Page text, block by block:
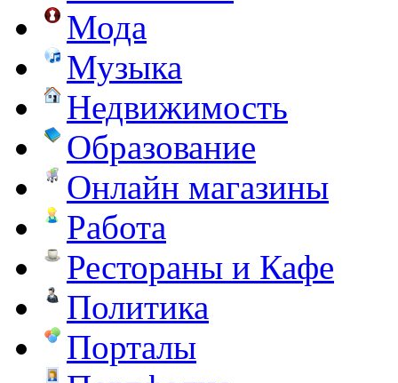
Мода
Музыка
Недвижимость
Образование
Онлайн магазины
Работа
Рестораны и Кафе
Политика
Порталы